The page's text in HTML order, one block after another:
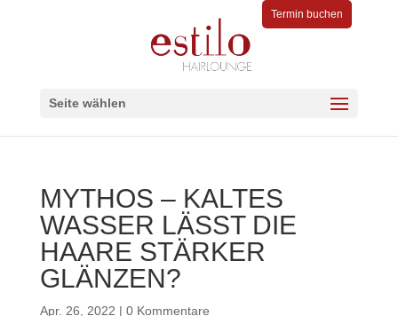
Termin buchen
Seite wählen
MYTHOS – KALTES
WASSER LÄSST DIE
HAARE STÄRKER
GLÄNZEN?
Apr. 26, 2022 | 0 Kommentare